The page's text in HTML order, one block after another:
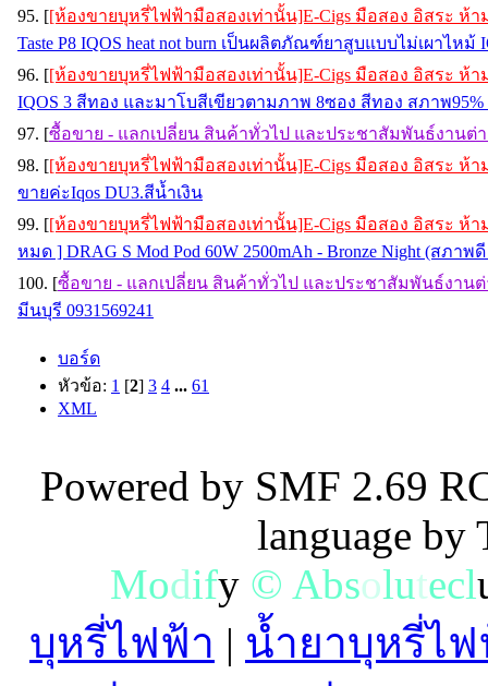
95. [[ห้องขายบุหรี่ไฟฟ้ามือสองเท่านั้น]E-Cigs มือสอง อิสระ ห้
Taste P8 IQOS heat not burn เป็นผลิตภัณฑ์ยาสูบแบบไม่เผาไหม้
96. [[ห้องขายบุหรี่ไฟฟ้ามือสองเท่านั้น]E-Cigs มือสอง อิสระ ห้
IQOS 3 สีทอง และมาโบสีเขียวตามภาพ 8ซอง สีทอง สภาพ95%
97. [ซื้อขาย - แลกเปลี่ยน สินค้าทั่วไป และประชาสัมพันธ์งานต่า
98. [[ห้องขายบุหรี่ไฟฟ้ามือสองเท่านั้น]E-Cigs มือสอง อิสระ ห้
ขายค่ะIqos DU3.สีน้ำเงิน
99. [[ห้องขายบุหรี่ไฟฟ้ามือสองเท่านั้น]E-Cigs มือสอง อิสระ ห้
หมด ] DRAG S Mod Pod 60W 2500mAh - Bronze Night (สภา
100. [ซื้อขาย - แลกเปลี่ยน สินค้าทั่วไป และประชาสัมพันธ์งานต่
มีนบุรี 0931569241
บอร์ด
หัวข้อ: 1 [2] 3 4 ... 61
XML
Powered by SMF 2.69
language
Modify © Absolutecl
บุหรี่ไฟฟ้า | น้ำยาบุหรี่ไ